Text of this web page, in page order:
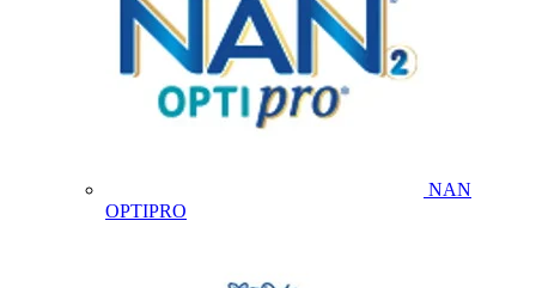
NAN
OPTIPRO